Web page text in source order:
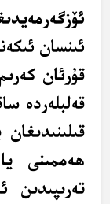
ئىنسان
قۇرئان
قەلبلەردە
ھەممىنى
تەرىپىدىن